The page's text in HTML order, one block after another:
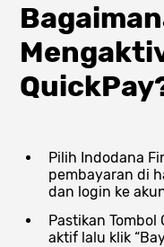
Pilih Indodana
pembayaran di
dan login ke
Pastikan Tombol
aktif lalu klik